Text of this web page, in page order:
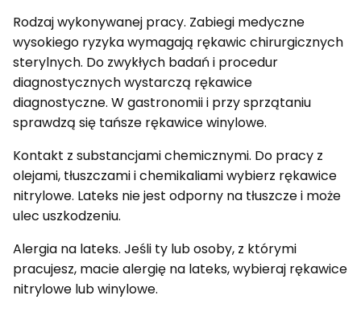
Rodzaj wykonywanej pracy. Zabiegi medyczne
wysokiego ryzyka wymagają rękawic chirurgicznych
sterylnych. Do zwykłych badań i procedur
diagnostycznych wystarczą rękawice
diagnostyczne. W gastronomii i przy sprzątaniu
sprawdzą się tańsze rękawice winylowe.
Kontakt z substancjami chemicznymi. Do pracy z
olejami, tłuszczami i chemikaliami wybierz rękawice
nitrylowe. Lateks nie jest odporny na tłuszcze i może
ulec uszkodzeniu.
Alergia na lateks. Jeśli ty lub osoby, z którymi
pracujesz, macie alergię na lateks, wybieraj rękawice
nitrylowe lub winylowe.